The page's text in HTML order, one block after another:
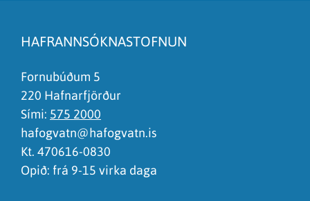
Það er of mikið efni á síðunni
Ég skil ekki efnið, finnst það of flókið
HAFRANNSÓKNASTOFNUN
Fornubúðum 5
220 Hafnarfjörður
Sími: 575 2000
hafogvatn@hafogvatn.is
Kt. 470616-0830
Opið: frá 9-15 virka daga